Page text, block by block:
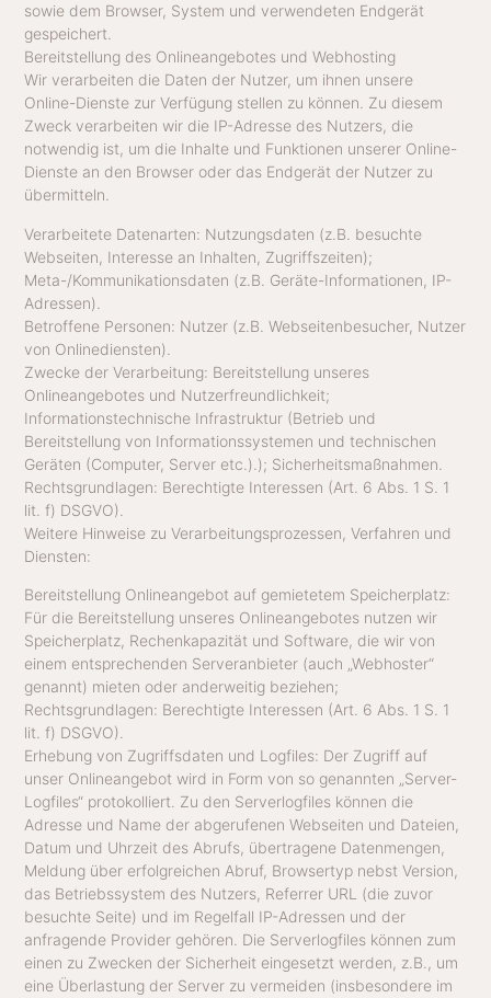
sowie dem Browser, System und verwendeten Endgerät
gespeichert.
Bereitstellung des Onlineangebotes und Webhosting
Wir verarbeiten die Daten der Nutzer, um ihnen unsere
Online-Dienste zur Verfügung stellen zu können. Zu diesem
Zweck verarbeiten wir die IP-Adresse des Nutzers, die
notwendig ist, um die Inhalte und Funktionen unserer Online-
Dienste an den Browser oder das Endgerät der Nutzer zu
übermitteln.
Verarbeitete Datenarten: Nutzungsdaten (z.B. besuchte
Webseiten, Interesse an Inhalten, Zugriffszeiten);
Meta-/Kommunikationsdaten (z.B. Geräte-Informationen, IP-
Adressen).
Betroffene Personen: Nutzer (z.B. Webseitenbesucher, Nutzer
von Onlinediensten).
Zwecke der Verarbeitung: Bereitstellung unseres
Onlineangebotes und Nutzerfreundlichkeit;
Informationstechnische Infrastruktur (Betrieb und
Bereitstellung von Informationssystemen und technischen
Geräten (Computer, Server etc.).); Sicherheitsmaßnahmen.
Rechtsgrundlagen: Berechtigte Interessen (Art. 6 Abs. 1 S. 1
lit. f) DSGVO).
Weitere Hinweise zu Verarbeitungsprozessen, Verfahren und
Diensten:
Bereitstellung Onlineangebot auf gemietetem Speicherplatz:
Für die Bereitstellung unseres Onlineangebotes nutzen wir
Speicherplatz, Rechenkapazität und Software, die wir von
einem entsprechenden Serveranbieter (auch „Webhoster“
genannt) mieten oder anderweitig beziehen;
Rechtsgrundlagen: Berechtigte Interessen (Art. 6 Abs. 1 S. 1
lit. f) DSGVO).
Erhebung von Zugriffsdaten und Logfiles: Der Zugriff auf
unser Onlineangebot wird in Form von so genannten „Server-
Logfiles“ protokolliert. Zu den Serverlogfiles können die
Adresse und Name der abgerufenen Webseiten und Dateien,
Datum und Uhrzeit des Abrufs, übertragene Datenmengen,
Meldung über erfolgreichen Abruf, Browsertyp nebst Version,
das Betriebssystem des Nutzers, Referrer URL (die zuvor
besuchte Seite) und im Regelfall IP-Adressen und der
anfragende Provider gehören. Die Serverlogfiles können zum
einen zu Zwecken der Sicherheit eingesetzt werden, z.B., um
eine Überlastung der Server zu vermeiden (insbesondere im